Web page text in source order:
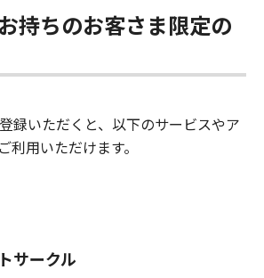
持ちのお客さま限定の
録いただくと、以下のサービスやア
利用いただけます。
サークル